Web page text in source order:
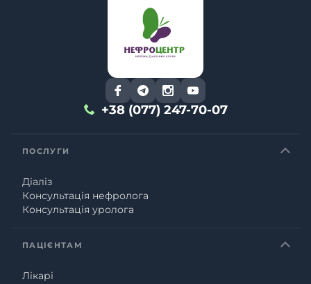
+38 (077) 247-70-07
ПОСЛУГИ
Діаліз
Консультація нефролога
Консультація уролога
ПАЦІЄНТАМ
Лікарі